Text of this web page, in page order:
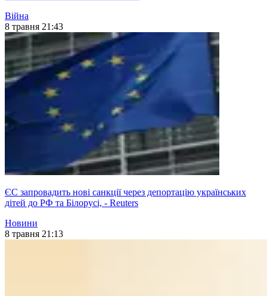
Війна
8 травня 21:43
ЄС запровадить нові санкції через депортацію українських
дітей до РФ та Білорусі, - Reuters
Новини
8 травня 21:13